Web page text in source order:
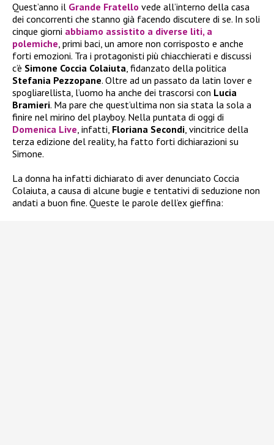
Quest’anno il Grande Fratello vede all’interno della casa
dei concorrenti che stanno già facendo discutere di se. In soli
cinque giorni abbiamo assistito a diverse liti, a
polemiche, primi baci, un amore non corrisposto e anche
forti emozioni. Tra i protagonisti più chiacchierati e discussi
c’è Simone Coccia Colaiuta, fidanzato della politica
Stefania Pezzopane. Oltre ad un passato da latin lover e
spogliarellista, l’uomo ha anche dei trascorsi con Lucia
Bramieri. Ma pare che quest’ultima non sia stata la sola a
finire nel mirino del playboy. Nella puntata di oggi di
Domenica Live, infatti, Floriana Secondi, vincitrice della
terza edizione del reality, ha fatto forti dichiarazioni su
Simone.
La donna ha infatti dichiarato di aver denunciato Coccia
Colaiuta, a causa di alcune bugie e tentativi di seduzione non
andati a buon fine. Queste le parole dell’ex gieffina: